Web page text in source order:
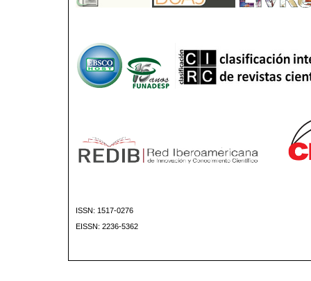
ISSN: 1517-0276
EISSN: 2236-5362